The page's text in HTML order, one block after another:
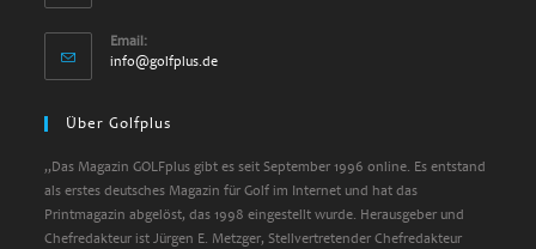
Email:
info@golfplus.de
Über Golfplus
„Das Magazin GOLFplus gibt es seit September 1996 online. Es entstand
als erstes deutsches Magazin für Golf im Internet und hat das
Printmagazin abgelöst, das 1998 eingestellt wurde. Herausgeber und
Chefredakteur ist Jürgen E. Metzger, Stellvertretender Chefredakteur